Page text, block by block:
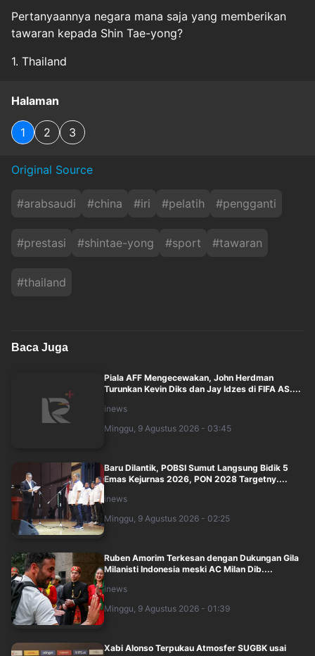
Pertanyaannya negara mana saja yang memberikan
tawaran kepada Shin Tae-yong?
1. Thailand
Halaman
1 2 3
Original Source
#arabsaudi #china #iri #pelatih #pengganti
#prestasi #shintae-yong #sport #tawaran
#thailand
Baca Juga
Piala AFF Mengecewakan, John Herdman
Turunkan Kevin Diks dan Jay Idzes di FIFA AS....
inews
Minggu, 9 Agustus 2026 - 03:45
Baru Dilantik, POBSI Sumut Langsung Bidik 5
Emas Kejurnas 2026, PON 2028 Targetny....
inews
Minggu, 9 Agustus 2026 - 02:25
Ruben Amorim Terkesan dengan Dukungan Gila
Milanisti Indonesia meski AC Milan Dib....
inews
Minggu, 9 Agustus 2026 - 01:39
Xabi Alonso Terpukau Atmosfer SUGBK usai